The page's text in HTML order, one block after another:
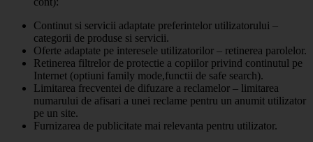
Continut si servicii adaptate preferintelor utilizatorului –
categorii de produse si servicii.
Oferte adaptate pe interesele utilizatorilor – retinerea parolelor.
Retinerea filtrelor de protectie a copiilor privind continutul pe
Internet (optiuni family mode,functii de safe search).
Limitarea frecventei de difuzare a reclamelor – limitarea
numarului de afisari a unei reclame pentru un anumit utilizator
pe un site.
Furnizarea de publicitate mai relevanta pentru utilizator.